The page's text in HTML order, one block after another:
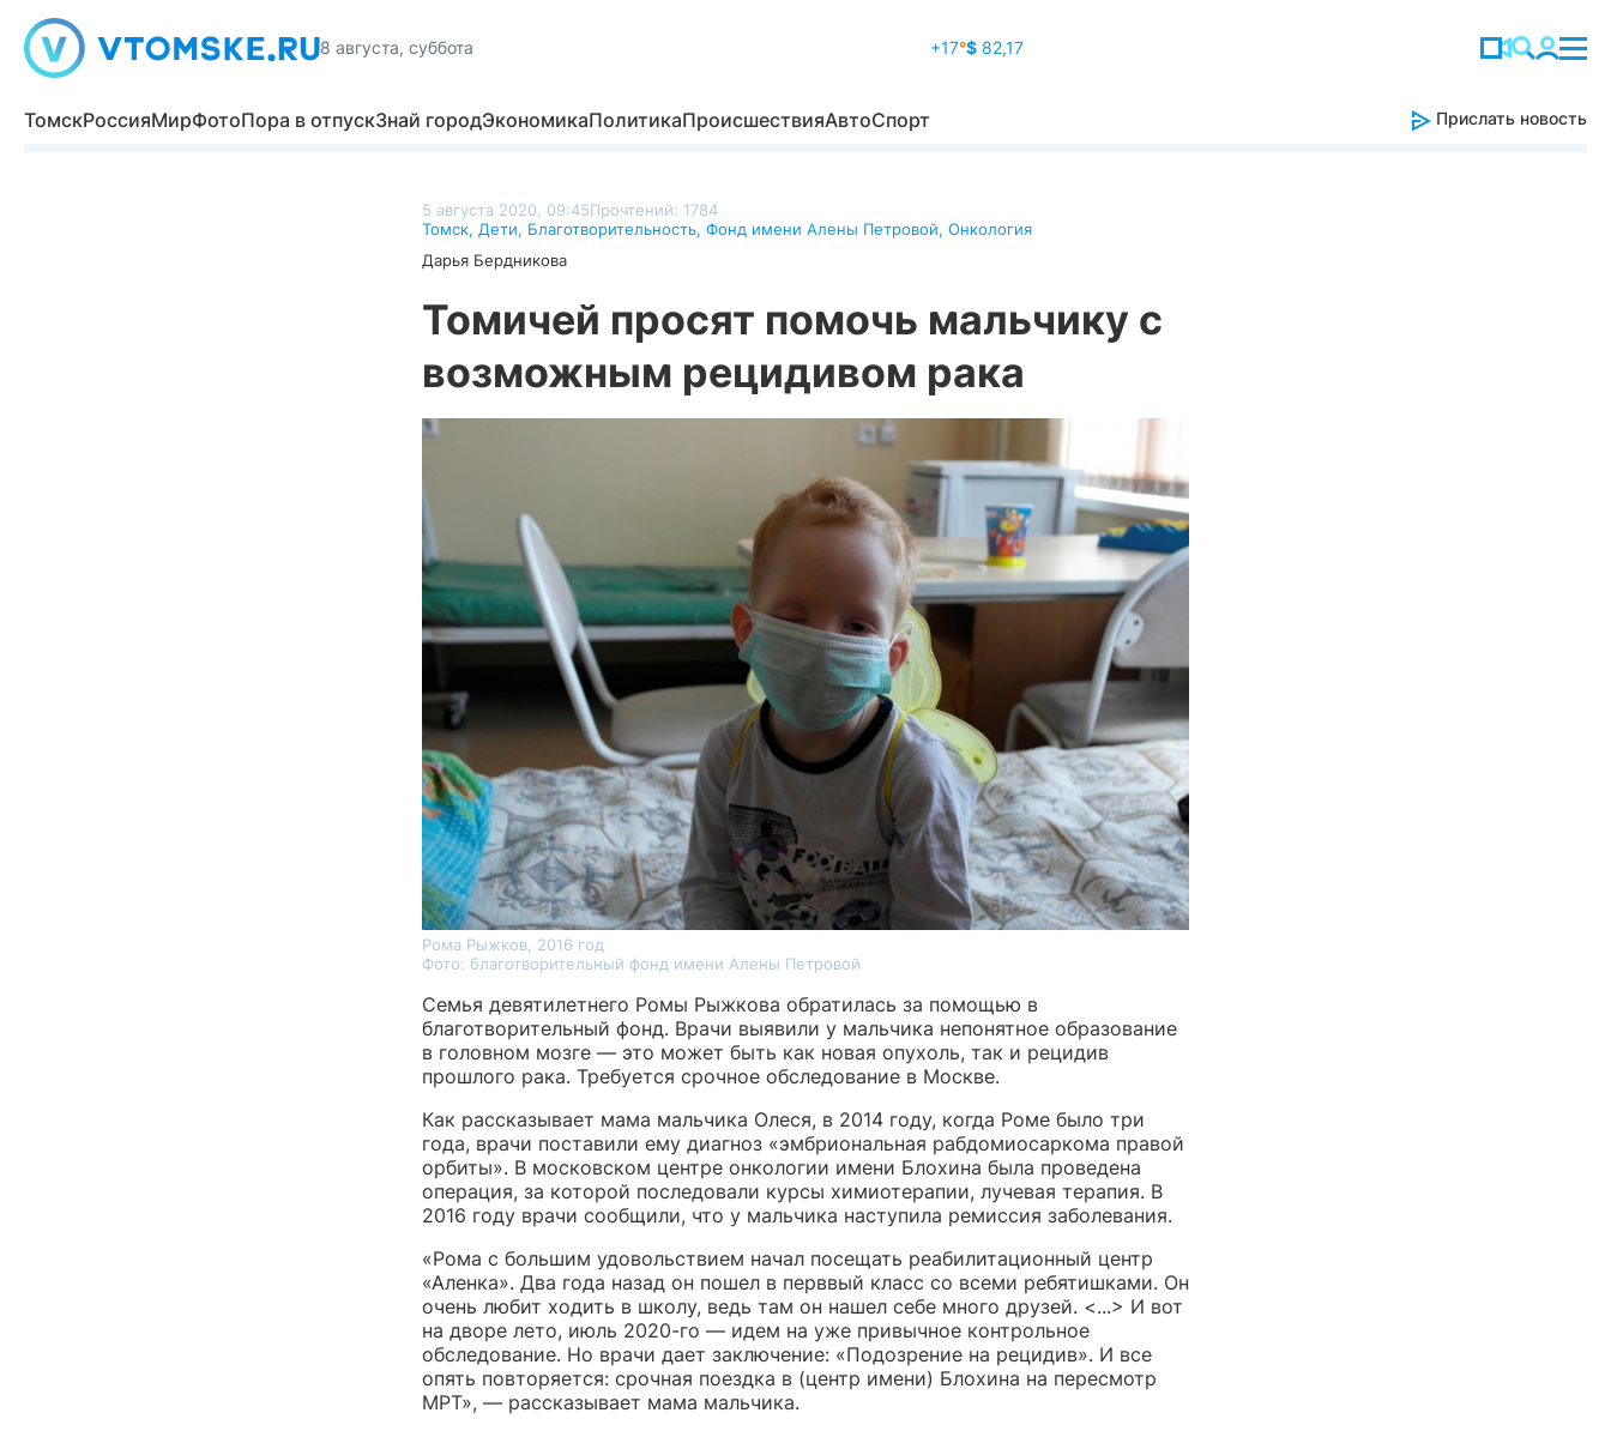
8 августа, суббота +17°$ 82,17
ТомскРоссияМирФотоПора в отпускЗнай городЭкономикаПолитикаПроисшествияАвтоСпорт Прислать новость
5 августа 2020, 09:45Прочтений: 1784
Томск, Дети, Благотворительность, Фонд имени Алены Петровой, Онкология
Дарья Бердникова
Томичей просят помочь мальчику с
возможным рецидивом рака
Рома Рыжков, 2016 год
Фото: благотворительный фонд имени Алены Петровой
Семья девятилетнего Ромы Рыжкова обратилась за помощью в
благотворительный фонд. Врачи выявили у мальчика непонятное образование
в головном мозге — это может быть как новая опухоль, так и рецидив
прошлого рака. Требуется срочное обследование в Москве.
Как рассказывает мама мальчика Олеся, в 2014 году, когда Роме было три
года, врачи поставили ему диагноз «эмбриональная рабдомиосаркома правой
орбиты». В московском центре онкологии имени Блохина была проведена
операция, за которой последовали курсы химиотерапии, лучевая терапия. В
2016 году врачи сообщили, что у мальчика наступила ремиссия заболевания.
«Рома с большим удовольствием начал посещать реабилитационный центр
«Аленка». Два года назад он пошел в перввый класс со всеми ребятишками. Он
очень любит ходить в школу, ведь там он нашел себе много друзей. <...> И вот
на дворе лето, июль 2020-го — идем на уже привычное контрольное
обследование. Но врачи дает заключение: «Подозрение на рецидив». И все
опять повторяется: срочная поездка в (центр имени) Блохина на пересмотр
МРТ», — рассказывает мама мальчика.